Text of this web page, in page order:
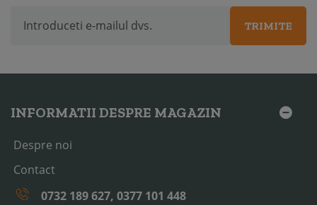
TRIMITE
INFORMATII DESPRE MAGAZIN
Despre noi
Contact
0732 189 627, 0377 101 448